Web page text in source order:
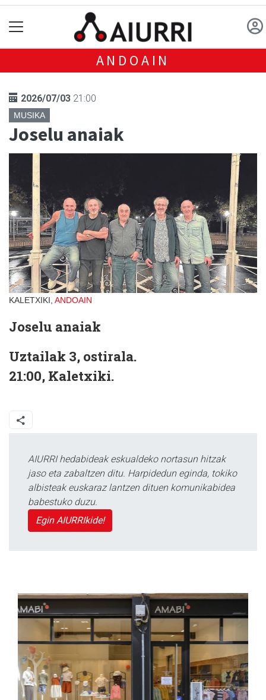
ANDOAIN
2026/07/03 21:00
MUSIKA
Joselu anaiak
KALETXIKI, ANDOAIN
Joselu anaiak
Uztailak 3, ostirala.
21:00, Kaletxiki.
AIURRI hedabideak eskualdeko nortasun hitzak
jaso eta zabaltzen ditu. Harpidedun eginda, tokiko
albisteak euskaraz lantzen dituen komunikabidea
babestuko duzu.
Egin AIURRIkide!